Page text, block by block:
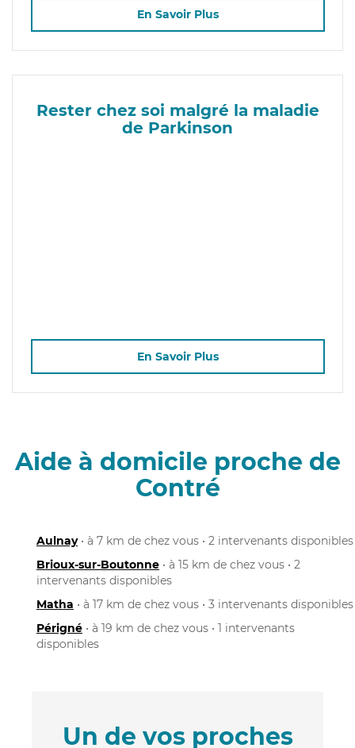
En Savoir Plus
Rester chez soi malgré la maladie
de Parkinson
En Savoir Plus
Aide à domicile proche de
Contré
Aulnay• à 7 km de chez vous • 2 intervenants disponibles
Brioux-sur-Boutonne • à 15 km de chez vous • 2
intervenants disponibles
Matha • à 17 km de chez vous • 3 intervenants disponibles
Périgné • à 19 km de chez vous • 1 intervenants
disponibles
Un de vos proches